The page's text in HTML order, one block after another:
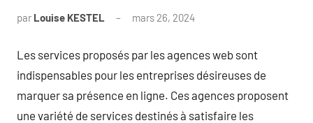
par Louise KESTEL mars 26, 2024
Les services proposés par les agences web sont
indispensables pour les entreprises désireuses de
marquer sa présence en ligne. Ces agences proposent
une variété de services destinés à satisfaire les